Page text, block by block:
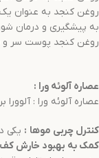
روغن کنجد به عنوان
به پیشگیری و درمان
روغن کنجد پوست سر و
عصاره آلوئه ورا :
عصاره آلوئه ورا :
کنترل چربی موها : یکی
کمک به بهبود خارش